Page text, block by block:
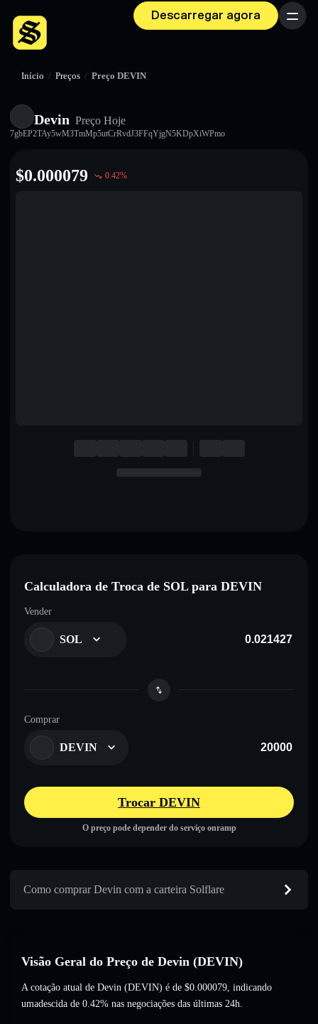
Descarregar agora Menu
Início / Preços / Preço DEVIN
Devin Preço Hoje
7gbEP2TAy5wM3TmMp5utCrRvdJ3FFqYjgN5KDpXiWPmo
$0.000079 0.42%
Calculadora de Troca de SOL para DEVIN
Vender
SOL
Comprar
DEVIN
Trocar DEVIN
O preço pode depender do serviço onramp
Como comprar Devin com a carteira Solflare
Visão Geral do Preço de Devin (DEVIN)
A cotação atual de Devin (DEVIN) é de $0.000079, indicando
umadescida de 0.42% nas negociações das últimas 24h.